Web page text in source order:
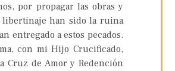
por propagar las obras y
libertinaje han sido la ruina
entregado a estos pecados.
con mi Hijo Crucificado,
Cruz de Amor y Redención